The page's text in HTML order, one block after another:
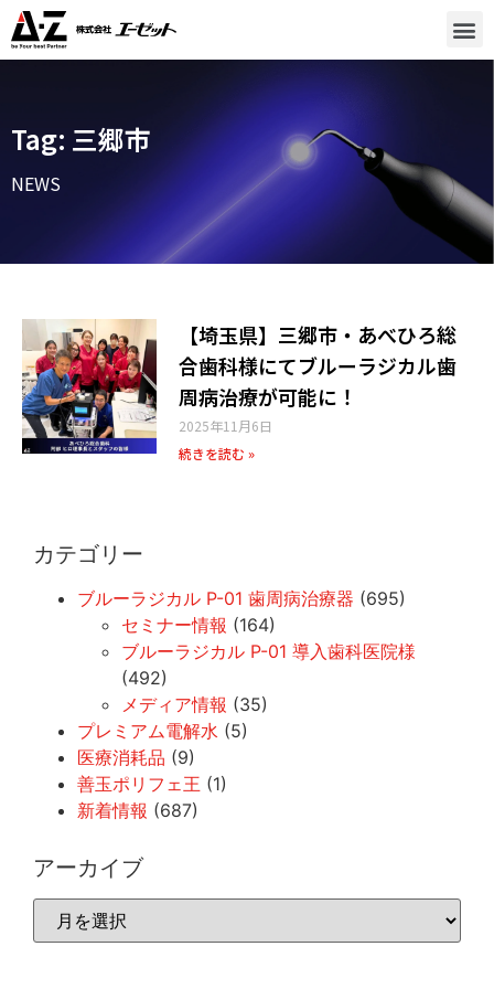
Tag: 三郷市
NEWS
【埼玉県】三郷市・あべひろ総
合歯科様にてブルーラジカル歯
周病治療が可能に！
2025年11月6日
続きを読む »
カテゴリー
ブルーラジカル P-01 歯周病治療器 (695)
セミナー情報 (164)
ブルーラジカル P-01 導入歯科医院様
(492)
メディア情報 (35)
プレミアム電解水 (5)
医療消耗品 (9)
善玉ポリフェ王 (1)
新着情報 (687)
アーカイブ